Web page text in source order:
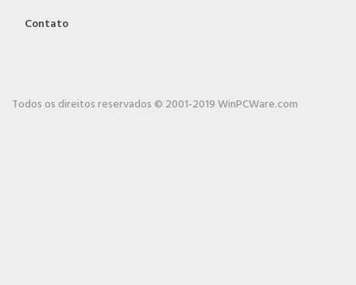
Contato
Todos os direitos reservados © 2001-2019 WinPCWare.com